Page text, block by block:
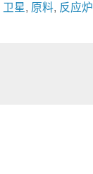
卫星, 原料, 反应炉